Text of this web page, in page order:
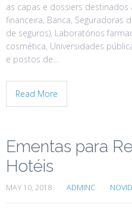
as capas e dossiers
financeira, Banca, Seguradoras
de seguros), Laboratórios
cosmética, Universidades
e postos de…
Read More
Ementas para
Hotéis
MAY 10, 2018 ADMINC